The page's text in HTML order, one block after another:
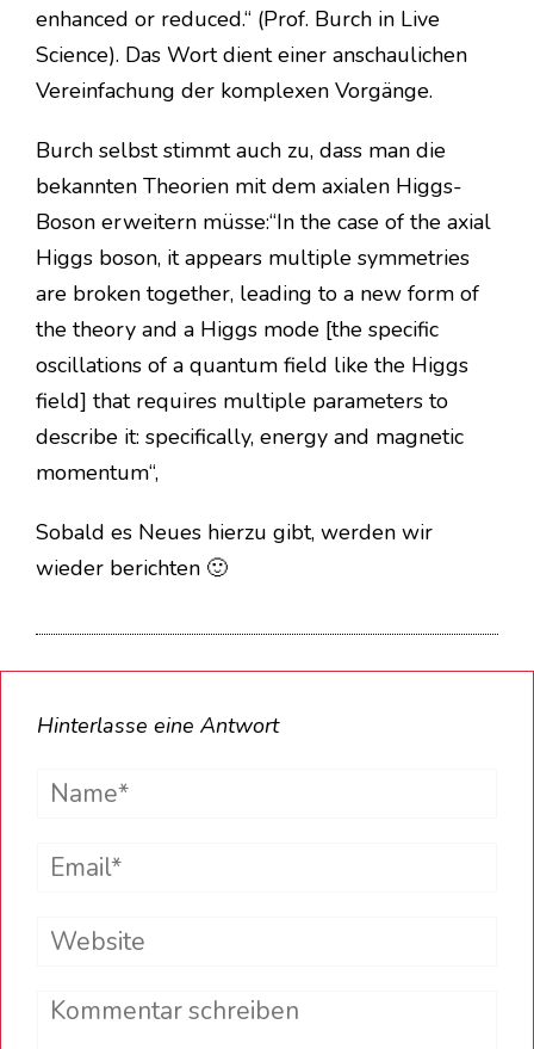
enhanced or reduced.“ (Prof. Burch in Live
Science). Das Wort dient einer anschaulichen
Vereinfachung der komplexen Vorgänge.
Burch selbst stimmt auch zu, dass man die
bekannten Theorien mit dem axialen Higgs-
Boson erweitern müsse:“In the case of the axial
Higgs boson, it appears multiple symmetries
are broken together, leading to a new form of
the theory and a Higgs mode [the specific
oscillations of a quantum field like the Higgs
field] that requires multiple parameters to
describe it: specifically, energy and magnetic
momentum“,
Sobald es Neues hierzu gibt, werden wir
wieder berichten 🙂
Hinterlasse eine Antwort
Name*
Email*
Website
Comment